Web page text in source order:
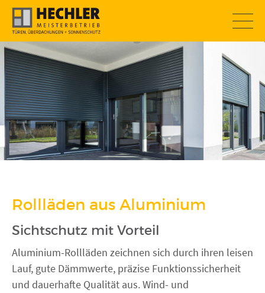
SOMMERAKTION
Rollläden aus Aluminium
Sichtschutz mit Vorteil
Aluminium-Rollläden zeichnen sich durch ihren leisen
Lauf, gute Dämmwerte, präzise Funktionssicherheit
und dauerhafte Qualität aus. Wind- und